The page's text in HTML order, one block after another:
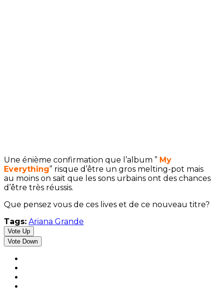
Une énième confirmation que l’album ” My
Everything” risque d’être un gros melting-pot mais
au moins on sait que les sons urbains ont des chances
d’être très réussis.
Que pensez vous de ces lives et de ce nouveau titre?
Tags: Ariana Grande
Vote Up
Vote Down